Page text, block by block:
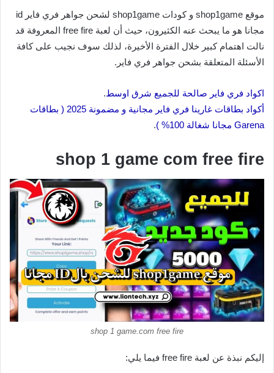
موقع shop1game و كودات shop1game لشحن جواهر فري فاير id
مجانا هو ما يبحث عنه الكثيرون، حيث أن لعبة free fire المعروفة قد
نالت اهتمام كبير خلال الفترة الأخيرة، لذلك سوف نجيب على كافة
الأسئلة المتعلقة بشحن جواهر فري فاير.
اكواد فري فاير صالحة للجميع شرق اوسط.
أكواد بطاقات غارينا فري فاير مجانية و مضمونة 2025 ( بطاقات
Garena مجانا شغالة 100% )
.
shop 1 game com free fire
shop 1 game.com free fire
إليكم نبذة عن لعبة free fire فيما يلي: